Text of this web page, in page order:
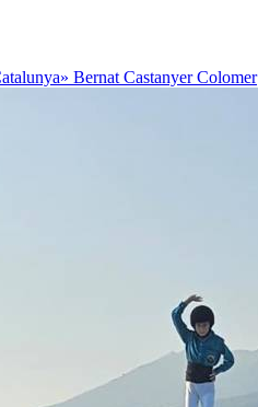
Bernat Castanyer Colomer